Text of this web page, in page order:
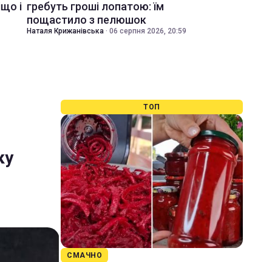
і гребуть гроші лопатою: їм
пощастило з пелюшок
Наталя Крижанівська · 06 серпня 2026, 20:59
ТОП
СМАЧНО